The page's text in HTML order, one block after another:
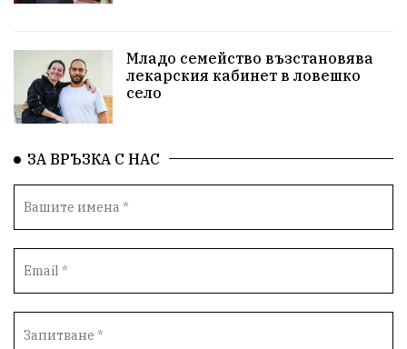
Младо семейство възстановява
лекарския кабинет в ловешко
село
ЗА ВРЪЗКА С НАС